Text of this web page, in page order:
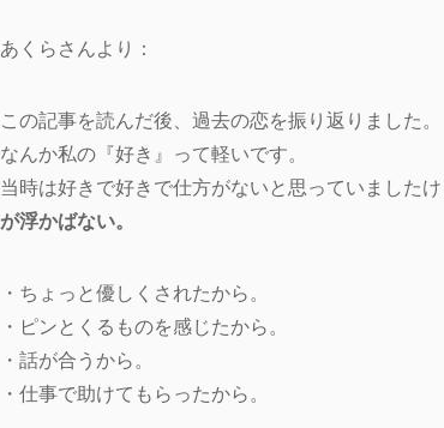
あくらさんより：
この記事を読んだ後、過去の恋を振り返りました。
なんか私の『好き』って軽いです。
当時は好きで好きで仕方がないと思っていましたけ
が浮かばない。
・ちょっと優しくされたから。
・ピンとくるものを感じたから。
・話が合うから。
・仕事で助けてもらったから。